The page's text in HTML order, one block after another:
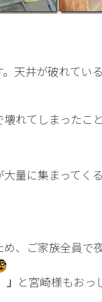
天井が破れてい
れてしまったこ
量に集まってく
、ご家族全員で
」 と宮崎様もおっ